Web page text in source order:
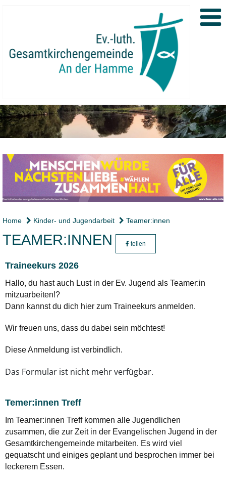
Home Kinder- und Jugendarbeit Teamer:innen
TEAMER:INNEN teilen
Traineekurs 2026
Hallo, du hast auch Lust in der Ev. Jugend als Teamer:in
mitzuarbeiten!?
Dann kannst du dich hier zum Traineekurs anmelden.
Wir freuen uns, dass du dabei sein möchtest!
Diese Anmeldung ist verbindlich.
Temer:innen Treff
Im Teamer:innen Treff kommen alle Jugendlichen
zusammen, die zur Zeit in der Evangelischen Jugend in der
Gesamtkirchengemeinde mitarbeiten. Es wird viel
gequatscht und einiges geplant und besprochen immer bei
leckerem Essen.